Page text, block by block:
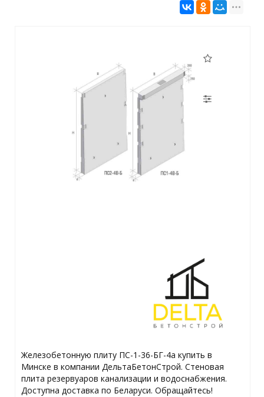
Железобетонную плиту ПС-1-36-БГ-4а купить в
Минске в компании ДельтаБетонСтрой. Стеновая
плита резервуаров канализации и водоснабжения.
Доступна доставка по Беларуси. Обращайтесь!